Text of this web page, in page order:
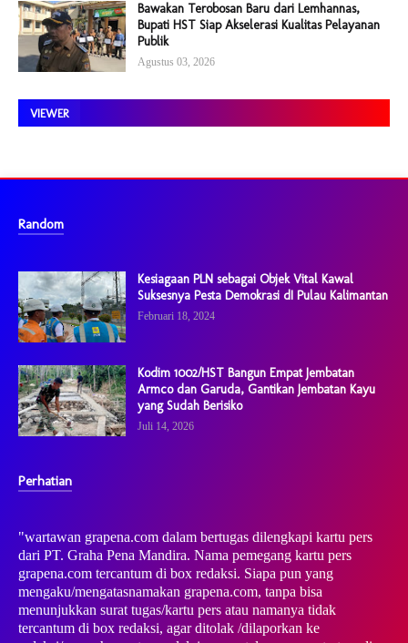
Bawakan Terobosan Baru dari Lemhannas,
Bupati HST Siap Akselerasi Kualitas Pelayanan
Publik
Agustus 03, 2026
VIEWER
Random
Kesiagaan PLN sebagai Objek Vital Kawal
Suksesnya Pesta Demokrasi dI Pulau Kalimantan
Februari 18, 2024
Kodim 1002/HST Bangun Empat Jembatan
Armco dan Garuda, Gantikan Jembatan Kayu
yang Sudah Berisiko
Juli 14, 2026
Perhatian
"wartawan grapena.com dalam bertugas dilengkapi kartu pers
dari PT. Graha Pena Mandira. Nama pemegang kartu pers
grapena.com tercantum di box redaksi. Siapa pun yang
mengaku/mengatasnamakan grapena.com, tanpa bisa
menunjukkan surat tugas/kartu pers atau namanya tidak
tercantum di box redaksi, agar ditolak /dilaporkan ke